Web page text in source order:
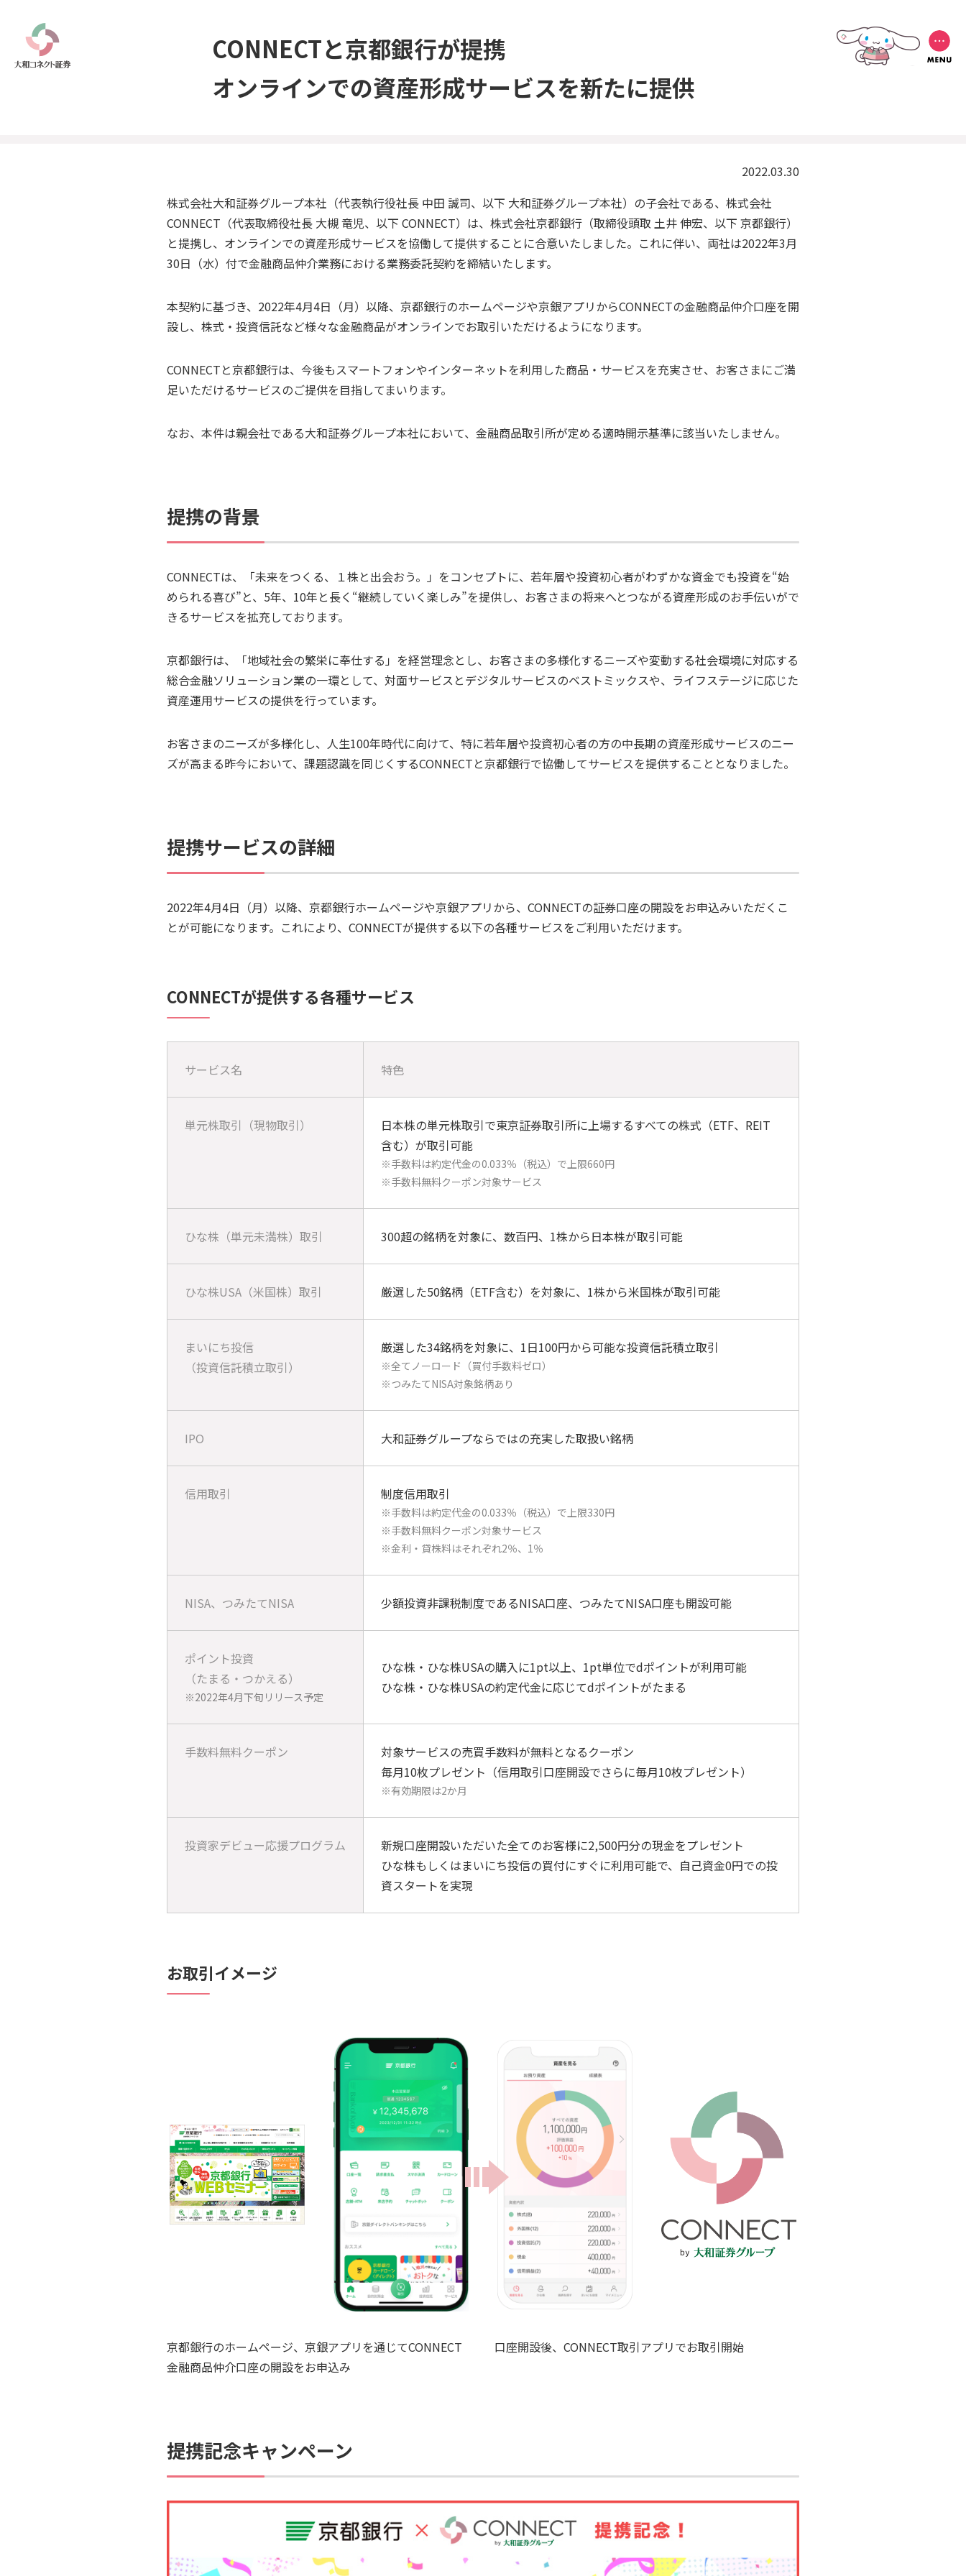
CONNECTと京都銀行が提携
オンラインでの資産形成サービスを新たに提供
2022.03.30
株式会社大和証券グループ本社（代表執行役社長 中田 誠司、以下 大和証券グループ本社）の子会社である、株式会社
CONNECT（代表取締役社長 大槻 竜児、以下 CONNECT）は、株式会社京都銀行（取締役頭取 土井 伸宏、以下 京都銀行）
と提携し、オンラインでの資産形成サービスを協働して提供することに合意いたしました。これに伴い、両社は2022年3月
30日（水）付で金融商品仲介業務における業務委託契約を締結いたします。
本契約に基づき、2022年4月4日（月）以降、京都銀行のホームページや京銀アプリからCONNECTの金融商品仲介口座を開
設し、株式・投資信託など様々な金融商品がオンラインでお取引いただけるようになります。
CONNECTと京都銀行は、今後もスマートフォンやインターネットを利用した商品・サービスを充実させ、お客さまにご満
足いただけるサービスのご提供を目指してまいります。
なお、本件は親会社である大和証券グループ本社において、金融商品取引所が定める適時開示基準に該当いたしません。
提携の背景
CONNECTは、「未来をつくる、１株と出会おう。」をコンセプトに、若年層や投資初心者がわずかな資金でも投資を“始
められる喜び”と、5年、10年と長く“継続していく楽しみ”を提供し、お客さまの将来へとつながる資産形成のお手伝いがで
きるサービスを拡充しております。
京都銀行は、「地域社会の繁栄に奉仕する」を経営理念とし、お客さまの多様化するニーズや変動する社会環境に対応する
総合金融ソリューション業の一環として、対面サービスとデジタルサービスのベストミックスや、ライフステージに応じた
資産運用サービスの提供を行っています。
お客さまのニーズが多様化し、人生100年時代に向けて、特に若年層や投資初心者の方の中長期の資産形成サービスのニー
ズが高まる昨今において、課題認識を同じくするCONNECTと京都銀行で協働してサービスを提供することとなりました。
提携サービスの詳細
2022年4月4日（月）以降、京都銀行ホームページや京銀アプリから、CONNECTの証券口座の開設をお申込みいただくこ
とが可能になります。これにより、CONNECTが提供する以下の各種サービスをご利用いただけます。
CONNECTが提供する各種サービス
サービス名 特色
単元株取引（現物取引）
日本株の単元株取引で東京証券取引所に上場するすべての株式（ETF、REIT
含む）が取引可能
※手数料は約定代金の0.033％（税込）で上限660円
※手数料無料クーポン対象サービス
ひな株（単元未満株）取引 300超の銘柄を対象に、数百円、1株から日本株が取引可能
ひな株USA（米国株）取引 厳選した50銘柄（ETF含む）を対象に、1株から米国株が取引可能
まいにち投信
（投資信託積立取引）
厳選した34銘柄を対象に、1日100円から可能な投資信託積立取引
※全てノーロード（買付手数料ゼロ）
※つみたてNISA対象銘柄あり
IPO 大和証券グループならではの充実した取扱い銘柄
信用取引 制度信用取引
※手数料は約定代金の0.033％（税込）で上限330円
※手数料無料クーポン対象サービス
※金利・貸株料はそれぞれ2％、1％
NISA、つみたてNISA 少額投資非課税制度であるNISA口座、つみたてNISA口座も開設可能
ポイント投資
（たまる・つかえる）
※2022年4月下旬リリース予定
ひな株・ひな株USAの購入に1pt以上、1pt単位でdポイントが利用可能
ひな株・ひな株USAの約定代金に応じてdポイントがたまる
手数料無料クーポン
対象サービスの売買手数料が無料となるクーポン
毎月10枚プレゼント（信用取引口座開設でさらに毎月10枚プレゼント）
※有効期限は2か月
投資家デビュー応援プログラム
新規口座開設いただいた全てのお客様に2,500円分の現金をプレゼント
ひな株もしくはまいにち投信の買付にすぐに利用可能で、自己資金0円での投
資スタートを実現
お取引イメージ
京都銀行のホームページ、京銀アプリを通じてCONNECT
金融商品仲介口座の開設をお申込み
口座開設後、CONNECT取引アプリでお取引開始
提携記念キャンペーン